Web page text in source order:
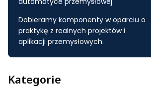
Dobieramy komponenty w oparciu o
praktykę z realnych projektów i
aplikacji przemysłowych.
Kategorie